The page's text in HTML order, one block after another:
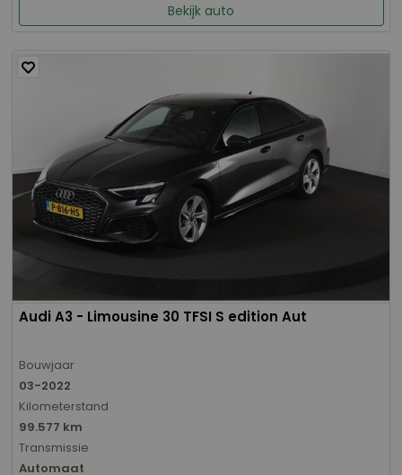
Bekijk auto
Audi A3 - Limousine 30 TFSI S edition Aut
Bouwjaar
03-2022
Kilometerstand
99.577 km
Transmissie
Automaat